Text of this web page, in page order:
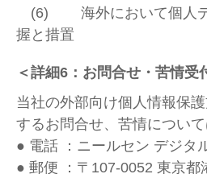
(6) 海外において個人デ
握と措置
＜詳細6 ：お問合せ・苦情受
当社の外部向け個人情報保
するお問合せ、苦情につい
● 電話 ：ニールセン デジタ
● 郵便 ：〒107-0052 東京